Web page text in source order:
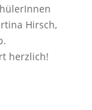
Hirsch,
herzlich!